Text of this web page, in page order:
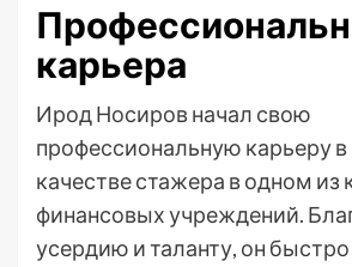
карьера
Ирод Носиров начал свою
профессиональную карьеру в
качестве стажера в одном из
финансовых учреждений.
усердию и таланту, он